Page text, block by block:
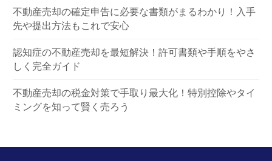
不動産売却の確定申告に必要な書類がまるわかり！入手
先や提出方法もこれで安心
認知症の不動産売却を最短解決！許可書類や手順をやさ
しく完全ガイド
不動産売却の税金対策で手取り最大化！特別控除やタイ
ミングを知って賢く売ろう